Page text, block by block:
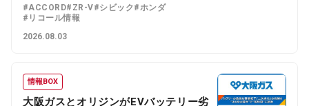
#ACCORD#ZR-V#シビック#ホンダ
#リコール情報
2026.08.03
情報BOX
大阪ガスとオリジンがEVバッテリー劣